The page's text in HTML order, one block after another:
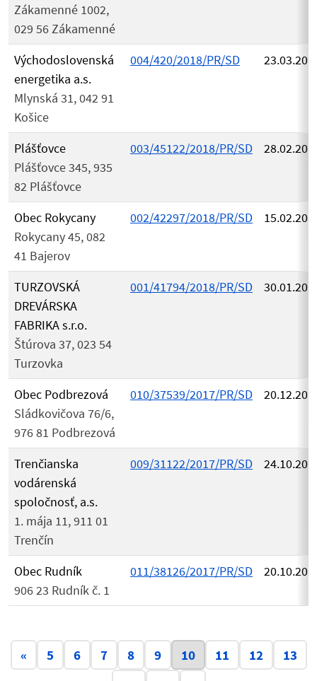
Zákamenné 1002,
029 56 Zákamenné
Východoslovenská
energetika a.s.
Mlynská 31, 042 91
Košice
004/420/2018/PR/SD
Plášťovce
Plášťovce 345, 935
82 Plášťovce
003/45122/2018/PR/SD
Obec Rokycany
Rokycany 45, 082
41 Bajerov
002/42297/2018/PR/SD
TURZOVSKÁ
DREVÁRSKA
FABRIKA s.r.o.
Štúrova 37, 023 54
Turzovka
001/41794/2018/PR/SD
Obec Podbrezová
Sládkovičova 76/6,
976 81 Podbrezová
010/37539/2017/PR/SD
Trenčianska
vodárenská
spoločnosť, a.s.
1. mája 11, 911 01
Trenčín
009/31122/2017/PR/SD
Obec Rudník
906 23 Rudník č. 1
011/38126/2017/PR/SD
« 5 6 7 8 9 10Aktuálna stránka 10
11 12
13